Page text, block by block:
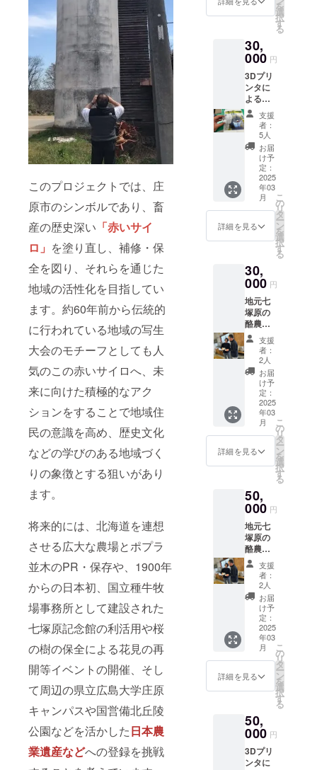
このプロジェクトでは、庄
原市のシンボルであり、畜
産の歴史深い 「赤いサイ
ロ」 を塗り直し、補修・保
全を図り、それらを通じた
地域の活性化を目指してい
ます。約60年前から伝統的
に行われている地域の写生
大会のモチーフとしても人
気のこの赤いサイロへ、未
来に向けた積極的なアク
ションをすることで地域住
民の意識を高め、歴史文化
などの学びのある地域づく
りの象徴とする狙いがあり
ます。
将来的には、北海道を連想
させる広大な農場とポプラ
並木のPR・保存や、1900年
からの日本初、国立種牛牧
場事務所として建設された
七塚原記念館の利活用や桜
の樹の保全による花見の再
開等イベントの開催、そし
て周辺の県立広島大学庄原
キャンパスや国営備北丘陵
公園などを活かした日本農
業遺産などへの登録を挑戦
す。 商
品開封
前には
必ずお
届けの
リター
ンに貼
付され
たラベ
ルや注
意書き
をご確
認くだ
さい。
激レア
商品と
す。こ
の機会
に是非
ご賞味
くださ
い。原
材料及
び添加
物等の
食品表
示はお
届け商
品のラ
ベルに
品開封
前には
必ずお
届けの
リター
ンに貼
付され
たラベ
ルや注
意書き
をご確
認くだ
さい。
お家に
が！畜
産技術
セン
ターの
セン
ター長
が一生
懸命作
りまし
た。ペ
ン立て
にもな
りま
す。
を
選
択
す
る
30,
000 円
3Dプリ
ンタに
よるサ
イロの
ミニ
チュア
モデル
（Mサ
イズ）
です。
大きさ
は手の
ひらサ
イズで
す。あ
あの七
塚原記
念館
が！畜
産技術
セン
ターの
セン
ター長
が一生
懸命作
りまし
た。印
鑑など
の小物
入れに
なりま
支援
者：
5人
お届
け予
定：
2025
年03
月
詳細を見る
こ
の
リ
タ
ー
ン
を
選
択
す
る
30,
000 円
地元七
塚原の
酪農家
大田牧
場によ
る新商
品「七
塚牛
乳 200
ｍｌ×2
本」低
温殺菌
ノンホ
モ牛乳
で懐か
味しい
牛乳で
す。試
飲やテ
スト販
売でし
か飲む
ことが
出来な
い超限
定牛
乳。現
段階で
は市場
に出
回って
いない
す。こ
の機会
ご賞味
くださ
支援
者：
2人
お届
け予
定：
2025
年03
月
詳細を見る
こ
の
リ
タ
ー
ン
を
選
択
す
る
50,
000 円
地元七
塚原の
酪農家
大田牧
場によ
る新商
品「七
塚牛
乳 900
ｍｌ 1
本」低
温殺菌
ノンホ
モ牛乳
で懐か
味しい
牛乳で
す。試
飲やテ
スト販
支援
者：
2人
お届
け予
定：
2025
年03
月
詳細を見る
こ
の
リ
タ
ー
ン
を
選
択
す
る
50,
000 円
3Dプリ
ンタに